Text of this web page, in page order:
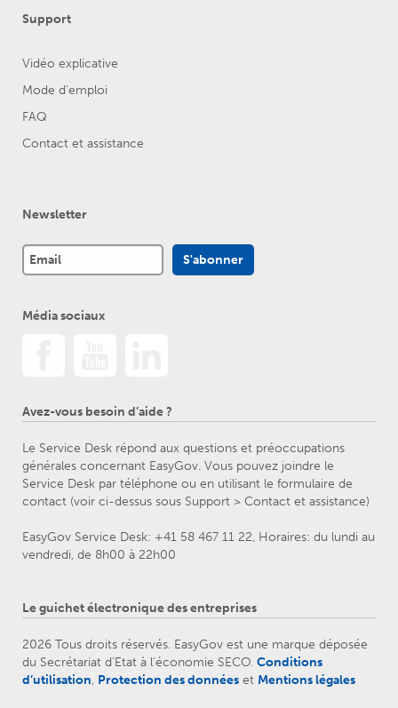
Support
Vidéo explicative
Mode d'emploi
FAQ
Contact et assistance
Newsletter
Média sociaux
Avez-vous besoin d’aide ?
Le Service Desk répond aux questions et préoccupations
générales concernant EasyGov. Vous pouvez joindre le
Service Desk par téléphone ou en utilisant le formulaire de
contact (voir ci-dessus sous Support > Contact et assistance)
EasyGov Service Desk: +41 58 467 11 22, Horaires: du lundi au
vendredi, de 8h00 à 22h00
Le guichet électronique des entreprises
2026 Tous droits réservés. EasyGov est une marque déposée
du Secrétariat d’Etat à l’économie SECO. Conditions
d’utilisation, Protection des données et Mentions légales